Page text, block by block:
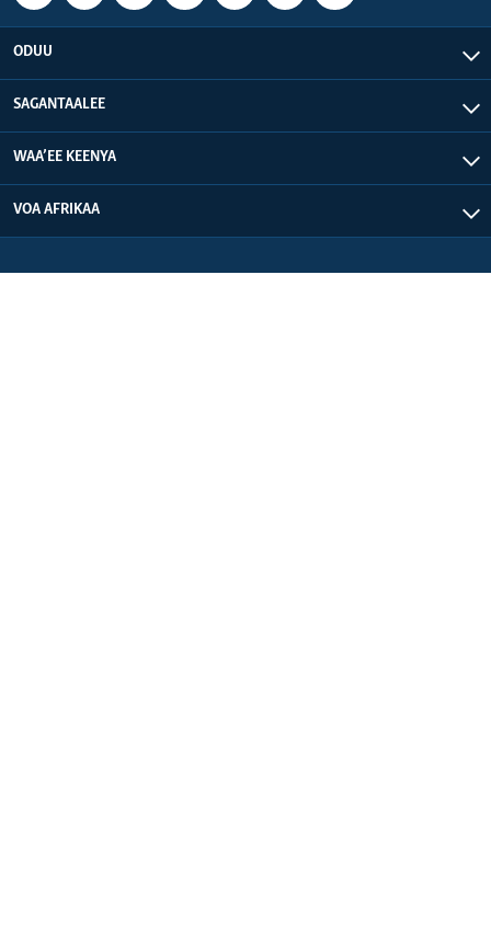
ODUU
SAGANTAALEE
WAA’EE KEENYA
VOA AFRIKAA